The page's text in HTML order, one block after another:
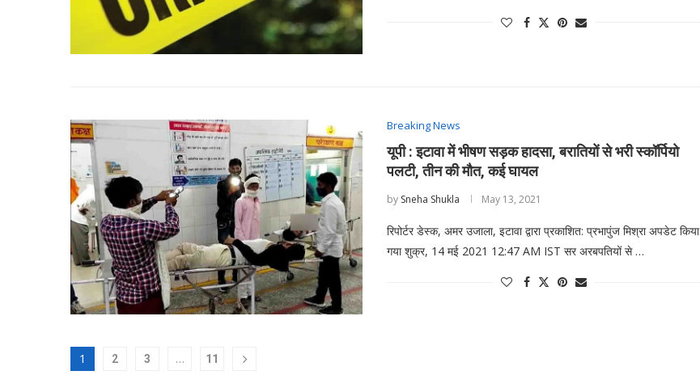
Breaking News
यूपी : इटावा में भीषण सड़क हादसा, बरातियों से भरी स्कॉर्पियो
पलटी, तीन की मौत, कई घायल
by Sneha Shukla May 13, 2021
रिपोर्टर डेस्क, अमर उजाला, इटावा द्वारा प्रकाशित: प्रभापुंज मिश्रा अपडेट किया
गया शुक्र, 14 मई 2021 12:47 AM IST सर अरबपतियों से …
1 2 3 … 11